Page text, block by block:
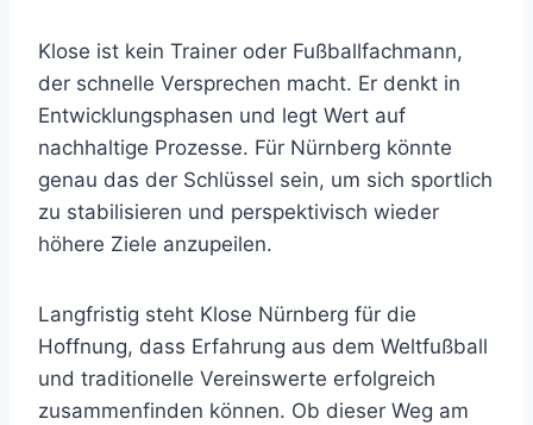
Klose ist kein Trainer oder Fußballfachmann,
der schnelle Versprechen macht. Er denkt in
Entwicklungsphasen und legt Wert auf
nachhaltige Prozesse. Für Nürnberg könnte
genau das der Schlüssel sein, um sich sportlich
zu stabilisieren und perspektivisch wieder
höhere Ziele anzupeilen.
Langfristig steht Klose Nürnberg für die
Hoffnung, dass Erfahrung aus dem Weltfußball
und traditionelle Vereinswerte erfolgreich
zusammenfinden können. Ob dieser Weg am